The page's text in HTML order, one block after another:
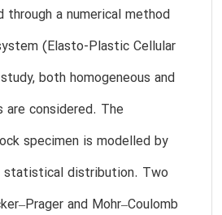
through a numerical method
(Elasto-Plastic Cellular
both homogeneous and
are considered. The
specimen is modelled by
statistical distribution. Two
and Mohr–Coulomb